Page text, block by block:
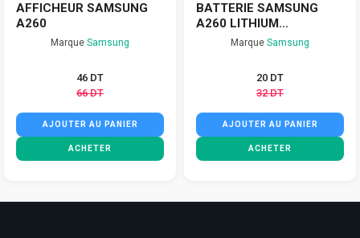
AFFICHEUR SAMSUNG
A260
Marque Samsung
46 DT
66 DT
AJOUTER AU PANIER
ACHETER
BATTERIE SAMSUNG
A260 LITHIUM...
Marque Samsung
20 DT
32 DT
AJOUTER AU PANIER
ACHETER